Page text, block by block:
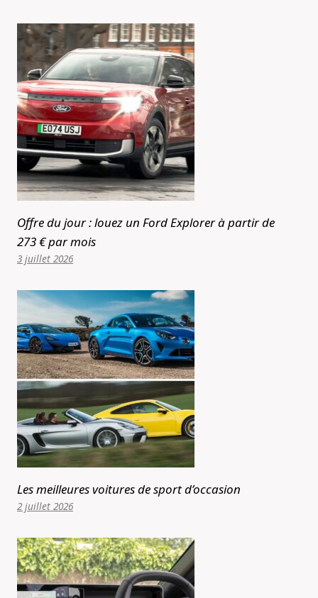
Offre du jour : louez un Ford Explorer à partir de
273 € par mois
3 juillet 2026
Les meilleures voitures de sport d’occasion
2 juillet 2026